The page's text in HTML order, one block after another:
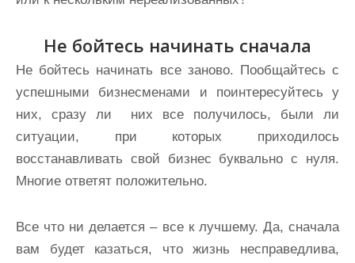
Не бойтесь начинать сначала
Не бойтесь начинать все заново. Пообщайтесь с
успешными бизнесменами и поинтересуйтесь у
них, сразу ли них все получилось, были ли
ситуации, при которых приходилось
восстанавливать свой бизнес буквально с нуля.
Многие ответят положительно.
Все что ни делается – все к лучшему. Да, сначала
вам будет казаться, что жизнь несправедлива,